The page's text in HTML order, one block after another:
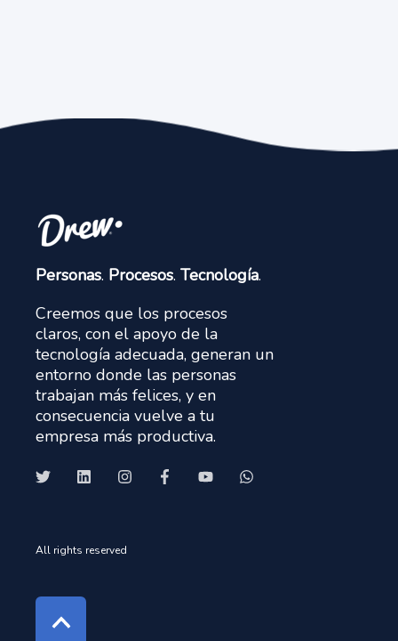
Personas. Procesos. Tecnología.
Creemos que los procesos
claros, con el apoyo de la
tecnología adecuada, generan un
entorno donde las personas
trabajan más felices, y en
consecuencia vuelve a tu
empresa más productiva.
All rights reserved